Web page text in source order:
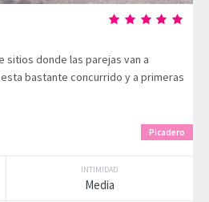
sitios donde las parejas van a
bastante concurrido y a primeras
Picadero
INTIMIDAD
Media